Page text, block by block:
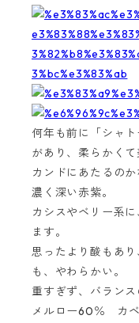
何年も前に「シャ
があり、柔らかく
カンドにあたるの
濃く深い赤紫。
カシスやベリー系
ます。
思ったより酸もあ
も、やわらかい。
重すぎず、バラン
メルロー60％ カ